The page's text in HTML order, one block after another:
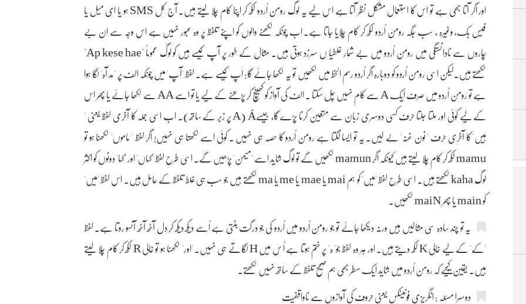
اور اگر آتا بھی ہے تو اس کا استعمال مشکل نظر آتا ہے اس لیے یہ لوگ رومن اُردو لکھ کر اپنا کام چلا لیتے ہیں۔ آج کل SMS ہو یا ای میل یا
فیس بک، وغیرہ ، سب جگہ رومن اُردو لکھ کر کام چلایا جاتا ہے۔ اب چونکہ لکھنے والوں کو اپنے تلفظ پر وہ عبور نہیں ہے اس وجہ سے اِن بے
چاروں سے نادانستگی میں رومن اُردو میں بے شمار غلطیا ں سرزد ہوتی ہیں۔ مثال کے طور پر آپ کیسے ہیں کو لوگ عموماً "Ap kese hae"
لکھتے ہیں۔لیکن اسی رومن اُردو کو دوبارہ اگر اُردو رسم الخط میں لکھیں تو یہ لکھا جائے گا: اَپ کیسے ہے۔ لفظ 'آپ' میں چونکہ الف پر 'مد آہ' لگا ہوا
ہے تو رومن اُردو میں صرف ایک A سے کام نہیں چل سکتا ۔ الف کی آواز کو کھینچ کر پڑھنے کے لیے یا تو اسے AA سے لکھا جائے یا پھر اس
کے لیے کوئی اور ملتا جلتا حرف کسی دوسری زبان سے متعین کرنا پڑے گا، جیسےÁ (A پر زبر کے ساتھ)۔ اب اسی جملہ کا آخری لفظ یعنی '
ہیں' کا آخری حرف ' نون غنہ' لے لیں۔ یہ تو ایسا لگتا ہے رومن اُردو کا حصہ ہی نہیں ۔ کوئی اسے لکھتا ہی نہیں! اگر لفظ ' ماموں' لکھنا ہو تو
mamu لکھ کر کام چلا لیتے ہیں کیونکہ اگر mamun لکھیں گے تو لوگ شاید اسے 'میمن' پڑھیں گے۔ اسی طرح لفظ 'کہاں' اور 'کہا' دونوں کو اکثر
لوگ kaha لکھتے ہیں۔ اسی طرح لفظ 'میں' کو ہم mai یا mae یا me یا ma لکھتے ہیں جو سب ہی غلط تلفظ کے حامل ہیں۔ اس لفظ 'میں'
کو main یا پھر maiN لکھیں۔
یہ تو چند سادہ سی مثالیں ہیں ورنہ دیکھا جائے تو جو رومن اُردو میں اُردو کی جو درگت بنتی ہے اُسے دیکھ دیکھ کر دل آٹھ آٹھ آنسو روتا ہے۔ لفظ
'کے' کے لیے خالی K لکھ دیتے ہیں۔ اور ہر وہ لفظ جو' ہ' پر ختم ہوتا ہے اُ س میں H لگاتے ہی نہیں۔ 'اور' لکھنا ہو تو خالی R لکھ کر کام چلا لیتے
ہیں۔ یقین کیجیے کہ رومن اُردو میں شاید ایک سطر بھی ہم صحیح تلفظ کے ساتھ نہیں لکھتے۔
دوسرا مسئلہ : انگریزی فونیٹکس یعنی حروف کی آوازوں سے ناواقفیت